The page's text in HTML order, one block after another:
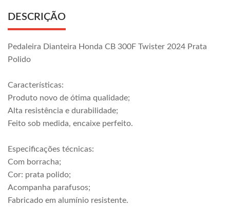
DESCRIÇÃO
Pedaleira Dianteira Honda CB 300F Twister 2024 Prata
Polido
Características:
Produto novo de ótima qualidade;
Alta resistência e durabilidade;
Feito sob medida, encaixe perfeito.
Especificações técnicas:
Com borracha;
Cor: prata polido;
Acompanha parafusos;
Fabricado em alumínio resistente.